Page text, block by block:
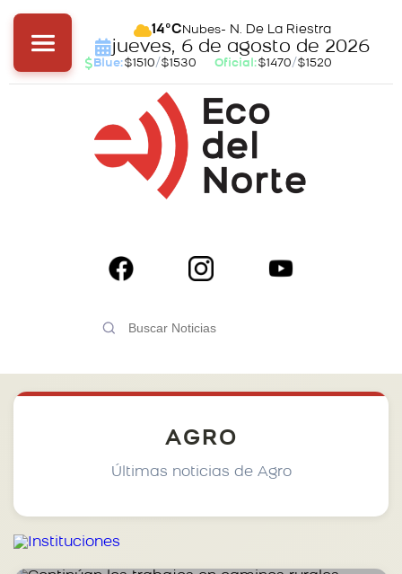
14°C Nubes- N. De La Riestra
jueves, 6 de agosto de 2026
Blue:$1510/$1530 Oficial:$1470/$1520
AGRO
Últimas noticias de Agro